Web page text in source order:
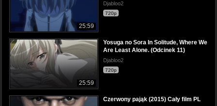
25:59
Djabloo2
720p
25:59
Yosuga no Sora In Solitude, Where We
Are Least Alone. (Odcinek 11)
Djabloo2
720p
Czerwony pająk (2015) Cały film PL